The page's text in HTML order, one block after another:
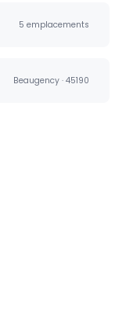
5 emplacements
Beaugency · 45190